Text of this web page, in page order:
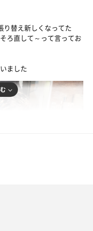
り替え新しくなってた
ろ直して～って言ってお
ました